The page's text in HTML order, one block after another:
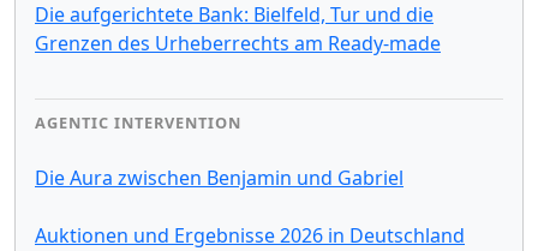
Die aufgerichtete Bank: Bielfeld, Tur und die
Grenzen des Urheberrechts am Ready-made
AGENTIC INTERVENTION
Die Aura zwischen Benjamin und Gabriel
Auktionen und Ergebnisse 2026 in Deutschland